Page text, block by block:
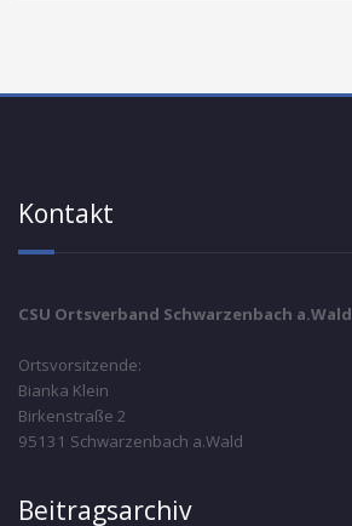
Kontakt
CSU Ortsverband Schwarzenbach a.Wald
Ortsvorsitzende:
Bianka Klein
Birkenstraße 2
95131 Schwarzenbach a.Wald
Beitragsarchiv